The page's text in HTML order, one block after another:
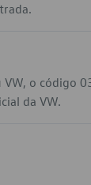
o código
da VW.